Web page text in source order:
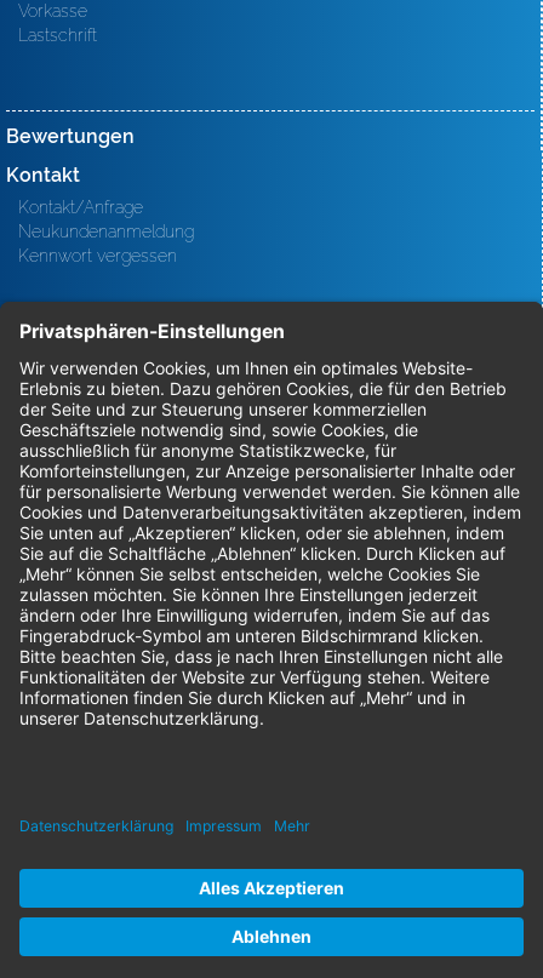
Vorkasse
Lastschrift
Bewertungen
Kontakt
Kontakt/Anfrage
Neukundenanmeldung
Kennwort vergessen
Bestellungen
Sendung verfolgen
Geprüfter Shop
* Alle Preise zzgl. gesetzlicher Mehrwertsteuer
Impressum AGB Datenschutz Nachhaltigkeit